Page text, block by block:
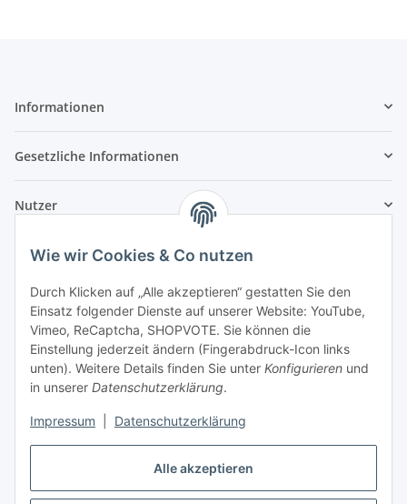
Alle akzeptieren
Wie wir Cookies & Co nutzen
Durch Klicken auf „Alle akzeptieren“ gestatten Sie den
Einsatz folgender Dienste auf unserer Website: YouTube,
Vimeo, ReCaptcha, SHOPVOTE. Sie können die
Einstellung jederzeit ändern (Fingerabdruck-Icon links
unten). Weitere Details finden Sie unter Konfigurieren und
in unserer Datenschutzerklärung.
Impressum Datenschutzerklärung
Informationen
Gesetzliche Informationen
Nutzer